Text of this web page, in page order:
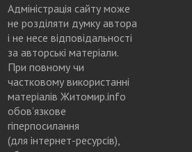
Адміністрація сайту може
не розділяти думку автора
і не несе відповідальності
за авторські матеріали.
При повному чи
частковому використанні
матеріалів Житомир.info
обов’язкове
гіперпосилання
(для інтернет-ресурсів),